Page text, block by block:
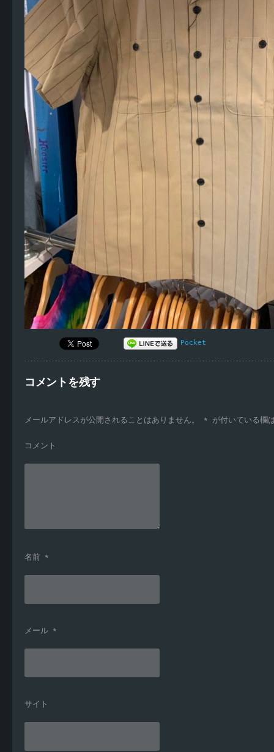
Pocket
コメントを残す
メールアドレスが公開されることはありません。 * が付いている欄
コメント
名前 *
メール *
サイト